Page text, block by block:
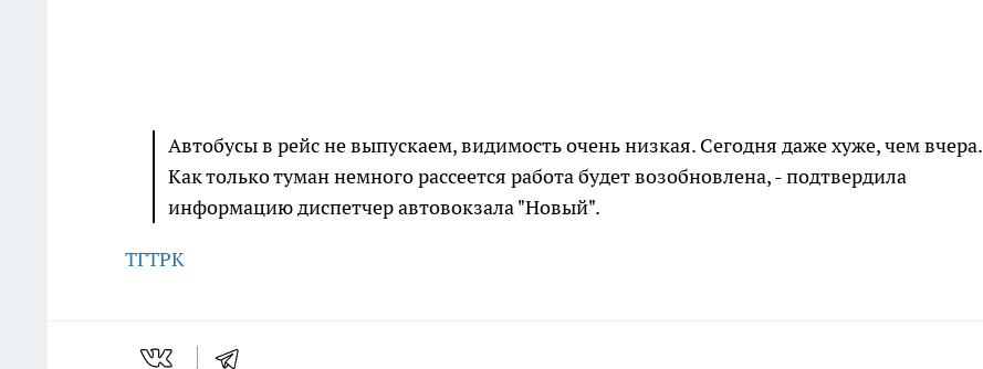
Автобусы в рейс не выпускаем, видимость очень низкая. Сегодня даже хуже, чем вчера.
Как только туман немного рассеется работа будет возобновлена, - подтвердила
информацию диспетчер автовокзала "Новый".
ТГТРК